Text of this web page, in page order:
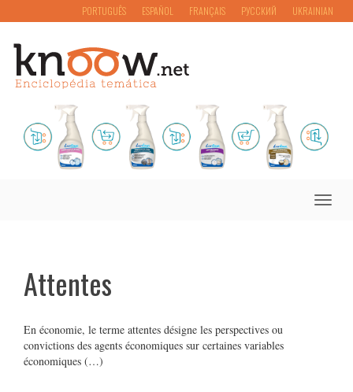
PORTUGUÊS ESPAÑOL FRANÇAIS РУССКИЙ UKRAINIAN
Toggle
Attentes
En économie, le terme attentes désigne les perspectives ou
convictions des agents économiques sur certaines variables
économiques (…)